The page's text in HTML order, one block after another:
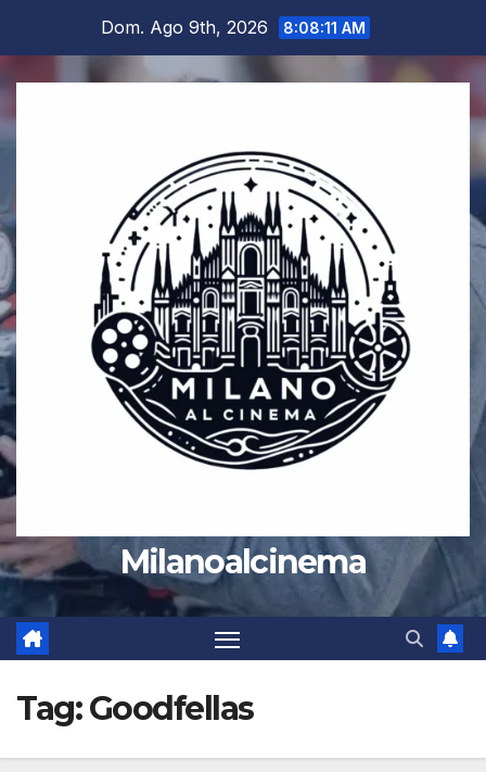
contenuto
Dom. Ago 9th, 2026 8:08:11 AM
Milanoalcinema
Tag:Goodfellas